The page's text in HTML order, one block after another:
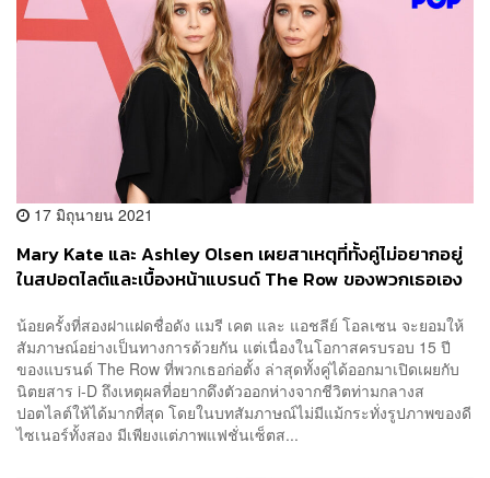
17 มิถุนายน 2021
Mary Kate และ Ashley Olsen เผยสาเหตุที่ทั้งคู่ไม่อยากอยู่
ในสปอตไลต์และเบื้องหน้าแบรนด์ The Row ของพวกเธอเอง
น้อยครั้งที่สองฝาแฝดชื่อดัง แมรี เคต และ แอชลีย์ โอลเซน จะยอมให้
สัมภาษณ์อย่างเป็นทางการด้วยกัน แต่เนื่องในโอกาสครบรอบ 15 ปี
ของแบรนด์ The Row ที่พวกเธอก่อตั้ง ล่าสุดทั้งคู่ได้ออกมาเปิดเผยกับ
นิตยสาร i-D ถึงเหตุผลที่อยากดึงตัวออกห่างจากชีวิตท่ามกลางส
ปอตไลต์ให้ได้มากที่สุด โดยในบทสัมภาษณ์ไม่มีแม้กระทั่งรูปภาพของดี
ไซเนอร์ทั้งสอง มีเพียงแต่ภาพแฟชั่นเซ็ตส...